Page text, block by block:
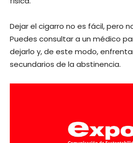
Dejar el cigarro no es fácil, pero
Puedes consultar a un médico
dejarlo y, de este modo,
secundarios de la abstinencia.